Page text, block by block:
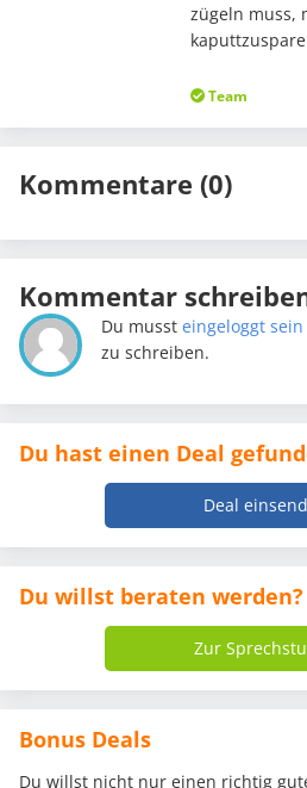
zügeln muss,
Team
Kommentare (0)
Kommentar
Du mussteingeloggt sein
zu schreiben.
Du hast einen Deal
Deal
Du willst beraten werden?
Zur
Bonus Deals
Du willst nicht nur einen richtig